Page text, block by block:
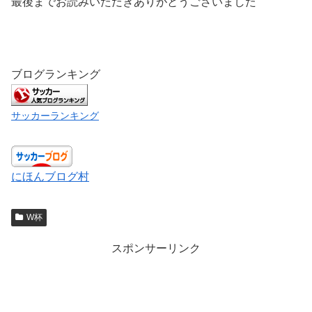
ブログランキング
サッカーランキング
にほんブログ村
W杯
スポンサーリンク